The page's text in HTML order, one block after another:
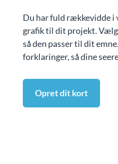
Du har fuld rækkevidde i
grafik til dit projekt. Vælg
så den passer til dit
forklaringer, så dine
Opret dit kort